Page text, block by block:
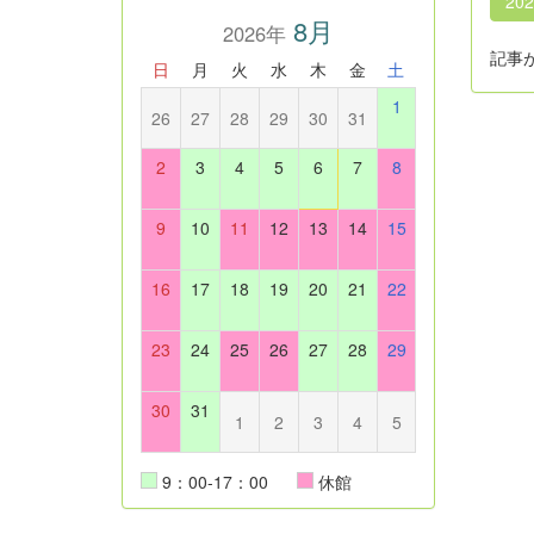
記事
2026年8月
日 月 火 水 木 金 土
26 27 28 29 30 31 1
2 3 4 5 6 7 8
9 10 11 12 13 14 15
16 17 18 19 20 21 22
23 24 25 26 27 28 29
30 31 1 2 3 4 5
9：00-17：00 休館